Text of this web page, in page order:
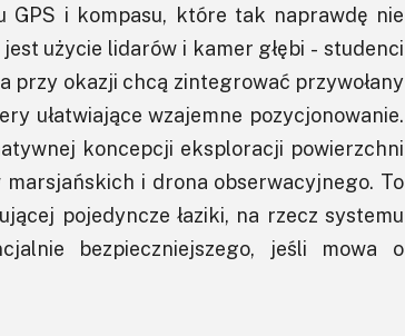
GPS i kompasu, które tak naprawdę nie
użycie lidarów i kamer głębi - studenci
przy okazji chcą zintegrować przywołany
ułatwiające wzajemne pozycjonowanie.
koncepcji eksploracji powierzchni
i drona obserwacyjnego. To
pojedyncze łaziki, na rzecz systemu
bezpieczniejszego, jeśli mowa o